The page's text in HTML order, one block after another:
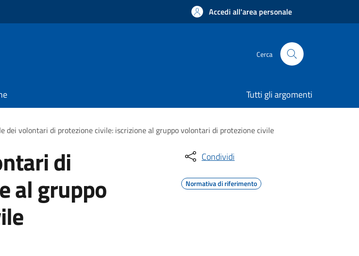
Accedi all'area personale
Cerca
Tutti gli argomenti
dei volontari di protezione civile: iscrizione al gruppo volontari di protezione civile
di
al gruppo
Condividi
Normativa di riferimento